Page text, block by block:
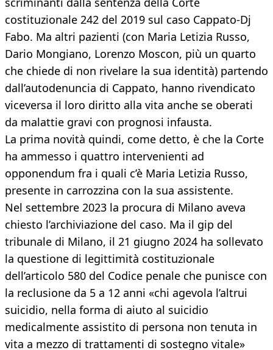
costituzionale 242 del 2019 sul caso Cappato-Dj
Fabo. Ma altri pazienti (con Maria Letizia Russo,
Dario Mongiano, Lorenzo Moscon, più un quarto
che chiede di non rivelare la sua identità) partendo
dall’autodenuncia di Cappato, hanno rivendicato
viceversa il loro diritto alla vita anche se oberati
da malattie gravi con prognosi infausta.
La prima novità quindi, come detto, è che la Corte
ha ammesso i quattro intervenienti ad
opponendum fra i quali c’è Maria Letizia Russo,
presente in carrozzina con la sua assistente.
Nel settembre 2023 la procura di Milano aveva
chiesto l’archiviazione del caso. Ma il gip del
tribunale di Milano, il 21 giugno 2024 ha sollevato
la questione di legittimità costituzionale
dell’articolo 580 del Codice penale che punisce con
la reclusione da 5 a 12 anni «chi agevola l’altrui
suicidio, nella forma di aiuto al suicidio
medicalmente assistito di persona non tenuta in
vita a mezzo di trattamenti di sostegno vitale»